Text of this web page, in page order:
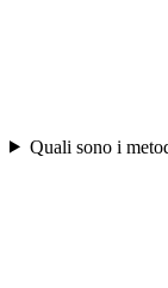
Quali sono i